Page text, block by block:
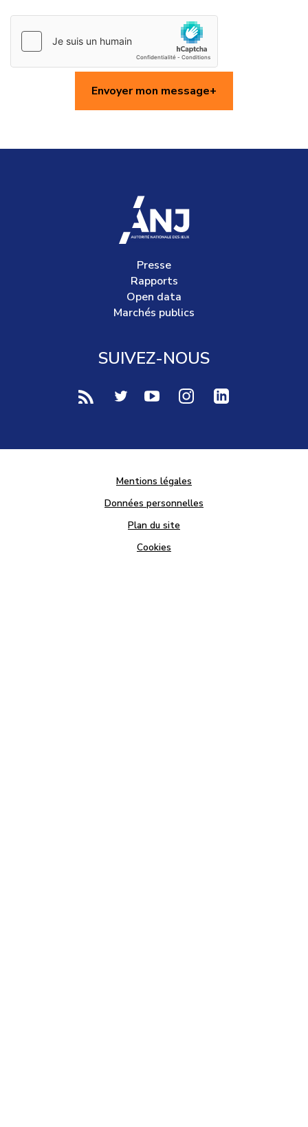
Envoyer mon message
accueil
Presse
Rapports
Open data
Marchés publics
SUIVEZ-NOUS
voir notre page rss (Nouvelle fenêtre)
voir notre page twitter (Nouvelle
voir notre page youtube-play
voir notre page
Mentions légales
Données personnelles
Plan du site
Cookies